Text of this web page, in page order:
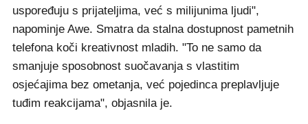
uspoređuju s prijateljima, već s milijunima ljudi",
napominje Awe. Smatra da stalna dostupnost pametnih
telefona koči kreativnost mladih. "To ne samo da
smanjuje sposobnost suočavanja s vlastitim
osjećajima bez ometanja, već pojedinca preplavljuje
tuđim reakcijama", objasnila je.